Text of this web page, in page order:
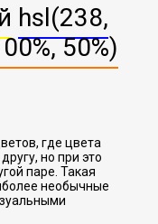
hsl(238,
50%)
где цвета
но при это
паре. Такая
необычные